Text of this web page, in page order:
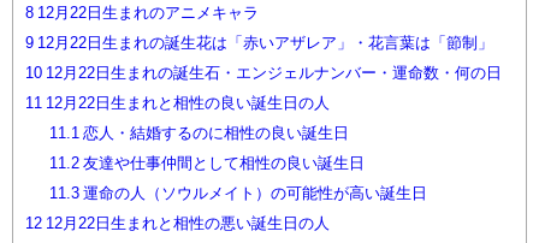
8 12月22日生まれのアニメキャラ
9 12月22日生まれの誕生花は「赤いアザレア」・花言葉は「節制」
10 12月22日生まれの誕生石・エンジェルナンバー・運命数・何の日
11 12月22日生まれと相性の良い誕生日の人
11.1 恋人・結婚するのに相性の良い誕生日
11.2友達や仕事仲間として相性の良い誕生日
11.3運命の人（ソウルメイト）の可能性が高い誕生日
12 12月22日生まれと相性の悪い誕生日の人